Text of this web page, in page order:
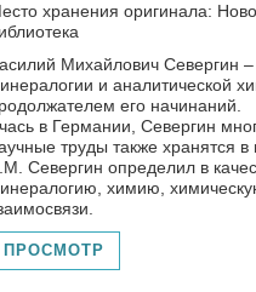
хранения оригинала:
Михайлович Севергин
и аналитической
его начинаний.
в Германии, Севергин
труды также хранятся в
Севергин определил в
химию,
ПРОСМОТР